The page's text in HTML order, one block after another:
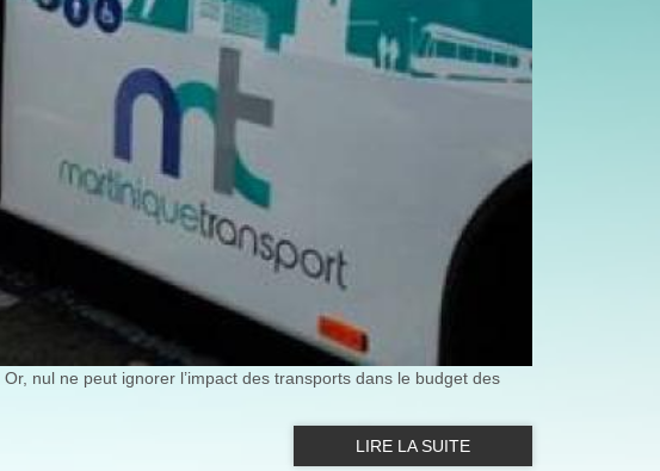
Or, nul ne peut ignorer l’impact des transports dans le budget des
LIRE LA SUITE